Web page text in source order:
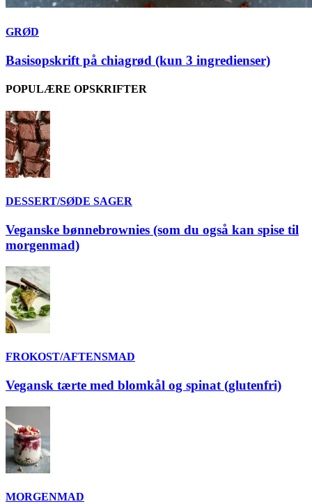
GRØD
Basisopskrift på chiagrød (kun 3 ingredienser)
POPULÆRE OPSKRIFTER
DESSERT/SØDE SAGER
Veganske bønnebrownies (som du også kan spise til
morgenmad)
FROKOST/AFTENSMAD
Vegansk tærte med blomkål og spinat (glutenfri)
MORGENMAD